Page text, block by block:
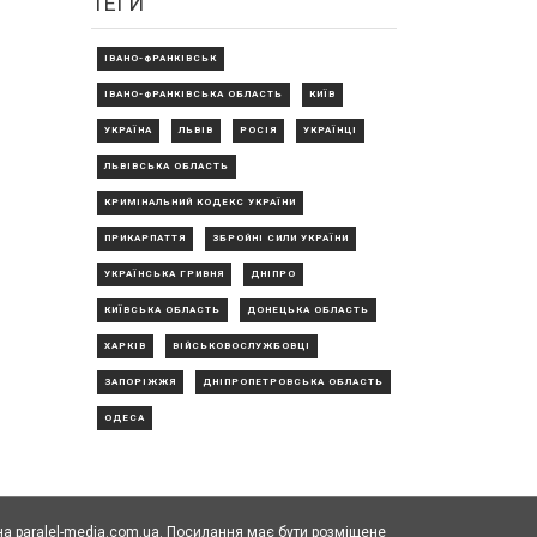
ІВАНО-ФРАНКІВСЬК
ІВАНО-ФРАНКІВСЬКА ОБЛАСТЬ КИЇВ
УКРАЇНА ЛЬВІВ РОСІЯ УКРАЇНЦІ
ЛЬВІВСЬКА ОБЛАСТЬ
КРИМІНАЛЬНИЙ КОДЕКС УКРАЇНИ
ПРИКАРПАТТЯ ЗБРОЙНІ СИЛИ УКРАЇНИ
УКРАЇНСЬКА ГРИВНЯ ДНІПРО
КИЇВСЬКА ОБЛАСТЬ ДОНЕЦЬКА ОБЛАСТЬ
ХАРКІВ ВІЙСЬКОВОСЛУЖБОВЦІ
ЗАПОРІЖЖЯ ДНІПРОПЕТРОВСЬКА ОБЛАСТЬ
ОДЕСА
paralel-media.com.ua. Посилання має бути розміщене